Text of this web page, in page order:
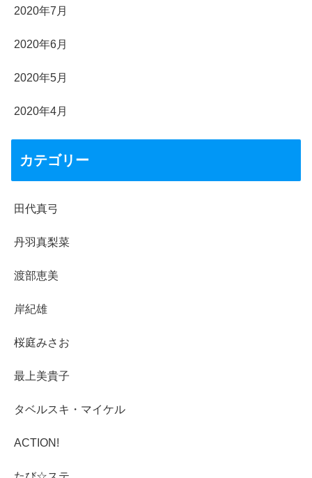
2020年7月
2020年6月
2020年5月
2020年4月
カテゴリー
田代真弓
丹羽真梨菜
渡部恵美
岸紀雄
桜庭みさお
最上美貴子
タベルスキ・マイケル
ACTION!